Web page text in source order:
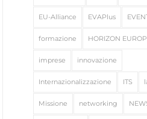
EU-Alliance EVAPlus
formazione HORIZON
imprese innovazione
Internazionalizzazione ITS
Missione networking